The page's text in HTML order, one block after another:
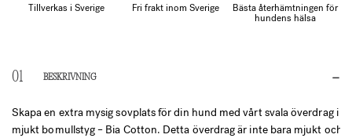
Tillverkas i Sverige Fri frakt inom Sverige
Bästa återhämtningen för
hundens hälsa
BESKRIVNING
Skapa en extra mysig sovplats för din hund med vårt svala överdrag i
mjukt bomullstyg – Bia Cotton. Detta överdrag är inte bara mjukt och